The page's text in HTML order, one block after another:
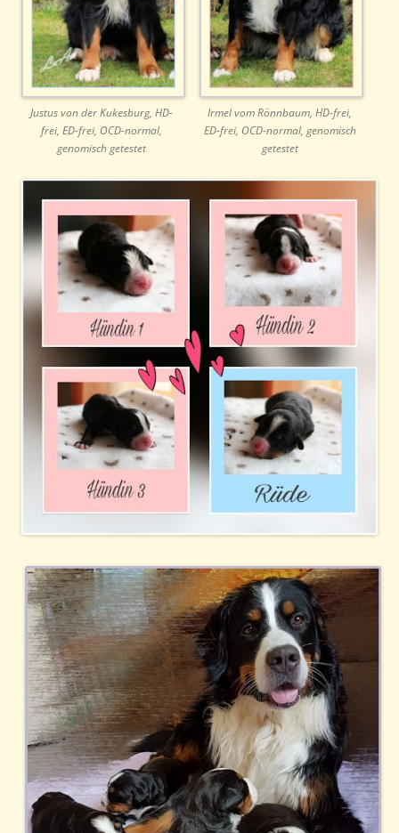
Justus von der Kukesburg, HD-
frei, ED-frei, OCD-normal,
genomisch getestet
Irmel vom Rönnbaum, HD-frei,
ED-frei, OCD-normal, genomisch
getestet